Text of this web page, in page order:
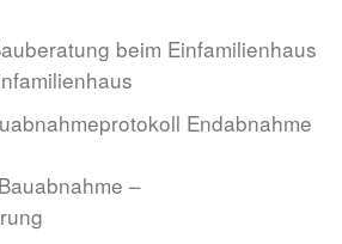
beim Einfamilienhaus
Endabnahme
–